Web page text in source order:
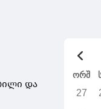
და
ორშ
27